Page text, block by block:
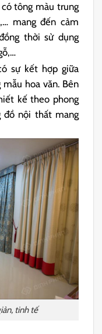
tông màu trung
mang đến cảm
thời sử dụng
sự kết hợp giữa
hoa văn. Bên
kế theo phong
đồ nội thất mang
tinh tế